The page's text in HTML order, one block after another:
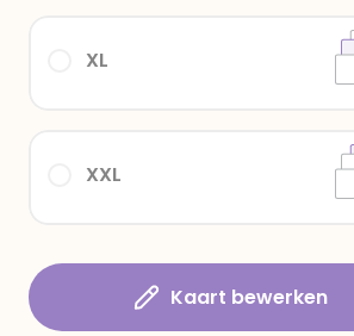
XXL
XL
Kaart bewerken